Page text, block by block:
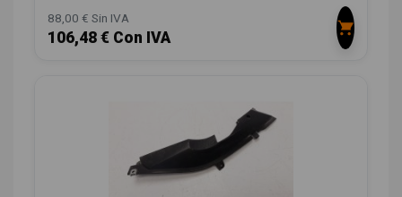
88,00 € Sin IVA
106,48 € Con IVA